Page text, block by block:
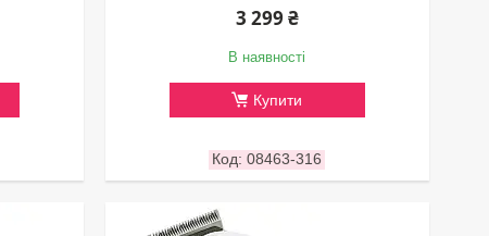
3 299 ₴
В наявності
Купити
08463-316